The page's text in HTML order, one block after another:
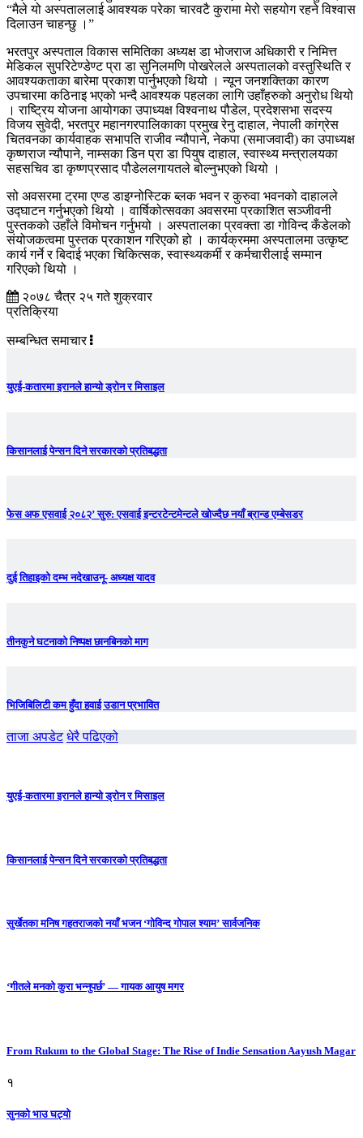
“मैले यो अस्पताललाई आवश्यक परेका चारवटै कुरामा मेरो सहयोग रहने विश्वास
दिलाउन चाहन्छु ।”
भरतपुर अस्पताल विकास समितिका अध्यक्ष डा भोजराज अधिकारी र निमित्त
मेडिकल सुपरिटेण्डेण्ट प्रा डा सुनिलमणि पोखरेलले अस्पतालको वस्तुस्थिति र
आवश्यकताका बारेमा प्रकाश पार्नुभएको थियो । न्यून जनशक्तिका कारण
उपचारमा कठिनाइ भएको भन्दै आवश्यक पहलका लागि उहाँहरुको अनुरोध थियो
। राष्ट्रिय योजना आयोगका उपाध्यक्ष विश्वनाथ पौडेल, प्रदेशसभा सदस्य
विजय सुवेदी, भरतपुर महानगरपालिकाका प्रमुख रेनु दाहाल, नेपाली कांग्रेस
चितवनका कार्यवाहक सभापति राजीव न्यौपाने, नेकपा (समाजवादी) का उपाध्यक्ष
कृष्णराज न्यौपाने, नाम्सका डिन प्रा डा पियुष दाहाल, स्वास्थ्य मन्त्रालयका
सहसचिव डा कृष्णप्रसाद पौडेललगायतले बोल्नुभएको थियो ।
सो अवसरमा ट्रमा एण्ड डाइग्नोस्टिक ब्लक भवन र कुरुवा भवनको दाहालले
उद्घाटन गर्नुभएको थियो । वार्षिकोत्सवका अवसरमा प्रकाशित सञ्जीवनी
पुस्तकको उहाँले विमोचन गर्नुभयो । अस्पतालका प्रवक्ता डा गोविन्द कँडेलको
संयोजकत्वमा पुस्तक प्रकाशन गरिएको हो । कार्यक्रममा अस्पतालमा उत्कृष्ट
कार्य गर्ने र बिदाई भएका चिकित्सक, स्वास्थ्यकर्मी र कर्मचारीलाई सम्मान
गरिएको थियो ।
२०७८ चैत्र २५ गते शुक्रवार
प्रतिक्रिया
सम्बन्धित समाचार
युएई-कतारमा इरानले हान्यो ड्रोन र मिसाइल
किसानलाई पेन्सन दिने सरकारको प्रतिबद्धता
फेस अफ एसवाई २०८२’ सुरु: एसवाई इन्टरटेन्टमेन्टले खोज्दैछ नयाँ ब्रान्ड एम्बेसडर
दुई तिहाइको दम्भ नदेखाउनू- अध्यक्ष यादव
तीनकुने घटनाकाे निष्पक्ष छानबिनकाे माग
भिजिबिलिटी कम हुँदा हवाई उडान प्रभावित
ताजा अपडेट धेरै पढिएको
युएई-कतारमा इरानले हान्यो ड्रोन र मिसाइल
किसानलाई पेन्सन दिने सरकारको प्रतिबद्धता
सुर्खेतका मनिष गहतराजको नयाँ भजन ‘गोविन्द गोपाल श्याम’ सार्वजनिक
‘गीतले मनको कुरा भन्नुपर्छ’ — गायक आयुष मगर
From Rukum to the Global Stage: The Rise of Indie Sensation Aayush Magar
१
सुनको भाउ घट्याे